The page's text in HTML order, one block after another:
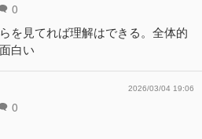
0
を見てれば理解はできる。全体的
白い
0
2026/03/04 19:06